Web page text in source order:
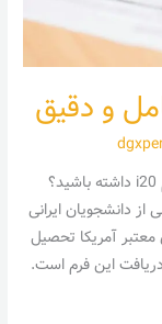
چرا برای گرفتن ویزای تحصیلی آمریکا حتما باید فرم i20 داشته باشید؟
دانشجویان ایرانی
آمریکا تحصیل
این فرم است.